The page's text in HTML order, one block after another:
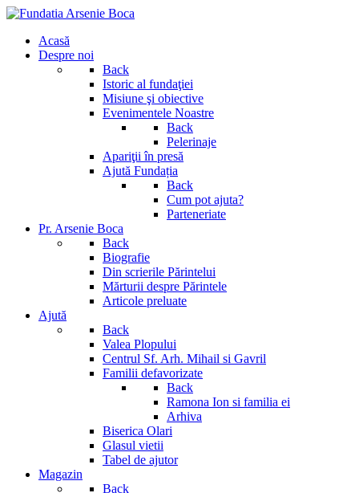
Acasă
Despre noi
Back
Istoric al fundaţiei
Misiune şi obiective
Evenimentele Noastre
Back
Pelerinaje
Apariţii în presă
Ajută Fundația
Back
Cum pot ajuta?
Parteneriate
Pr. Arsenie Boca
Back
Biografie
Din scrierile Părintelui
Mărturii despre Părintele
Articole preluate
Ajută
Back
Valea Plopului
Centrul Sf. Arh. Mihail si Gavril
Familii defavorizate
Back
Ramona Ion si familia ei
Arhiva
Biserica Olari
Glasul vietii
Tabel de ajutor
Magazin
Back